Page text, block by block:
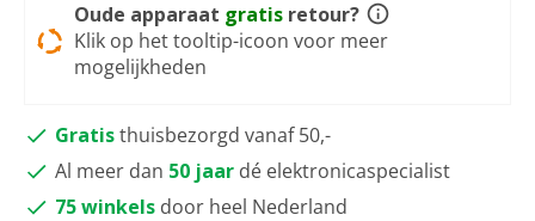
Oude apparaat gratis retour?
Klik op het tooltip-icoon voor meer
mogelijkheden
Gratisthuisbezorgd vanaf 50,-
Al meer dan 50 jaar dé elektronicaspecialist
75 winkels door heel Nederland